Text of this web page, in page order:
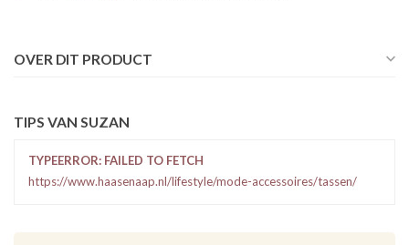
OVER DIT PRODUCT
TIPS VAN SUZAN
TYPEERROR: FAILED TO FETCH
https://www.haasenaap.nl/lifestyle/mode-accessoires/tassen/